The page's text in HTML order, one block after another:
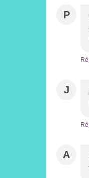
P
J
A